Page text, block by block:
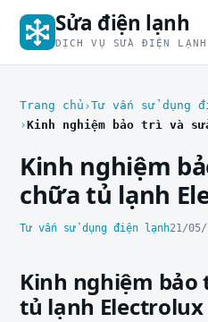
Sửa điện lạnh
DỊCH VỤ SỬA ĐIỆN
Trang chủ Tư vấn sử dụng
Kinh nghiệm
chữa tủ lạnh
Tư vấn sử dụng điện lạnh21/05/
Kinh nghiệm bảo
tủ lạnh Electrolux